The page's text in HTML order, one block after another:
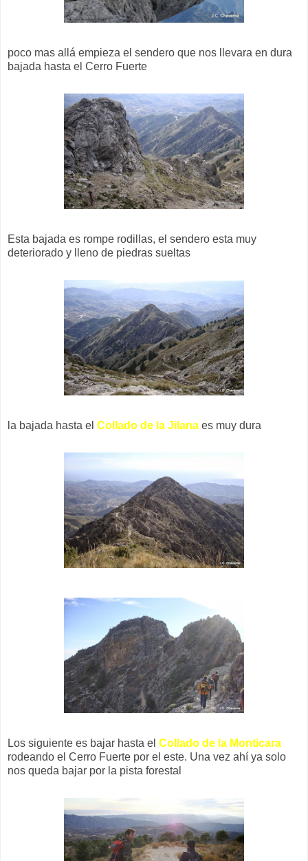
poco mas allá empieza el sendero que nos llevara en dura
bajada hasta el Cerro Fuerte
Esta bajada es rompe rodillas, el sendero esta muy
deteriorado y lleno de piedras sueltas
la bajada hasta el Collado de la Jilana es muy dura
Los siguiente es bajar hasta el Collado de la Monticara
rodeando el Cerro Fuerte por el este. Una vez ahí ya solo
nos queda bajar por la pista forestal